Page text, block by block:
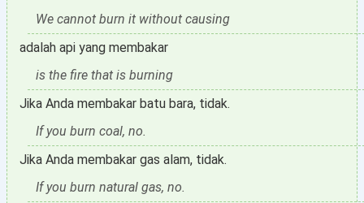
We cannot burn it without causing
adalah api yang membakar
is the fire that is burning
Jika Anda membakar batu bara, tidak.
If you burn coal, no.
Jika Anda membakar gas alam, tidak.
If you burn natural gas, no.